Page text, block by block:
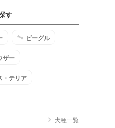
す
ビーグル
ザー
・テリア
犬種一覧